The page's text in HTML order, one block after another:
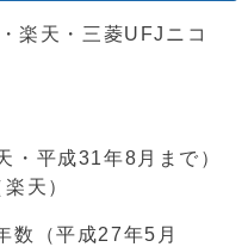
楽天・三菱UFJニコ
平成31年8月まで）
天）
（平成27年5月